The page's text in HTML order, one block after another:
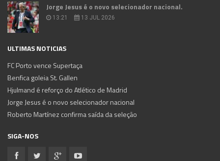
Jorge Jesus é o novo selecionador nacional.
13:21 13 JUL 2026
ULTIMAS NOTICIAS
FC Porto vence Supertaça
Benfica goleia St. Gallen
Hjulmand é reforço do Atlético de Madrid
Jorge Jesus é o novo selecionador nacional
Roberto Martínez confirma saída da seleção
SIGA-NOS